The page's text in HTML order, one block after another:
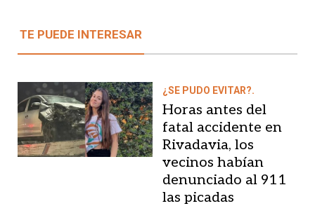
TE PUEDE INTERESAR
¿SE PUDO EVITAR?.
Horas antes del
fatal accidente en
Rivadavia, los
vecinos habían
denunciado al 911
las picadas